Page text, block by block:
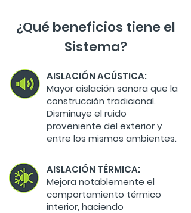
¿Qué beneficios tiene el
Sistema?
AISLACIÓN ACÚSTICA:
Mayor aislación sonora que la
construcción tradicional.
Disminuye el ruido
proveniente del exterior y
entre los mismos ambientes.
AISLACIÓN TÉRMICA:
Mejora notablemente el
comportamiento térmico
interior, haciendo